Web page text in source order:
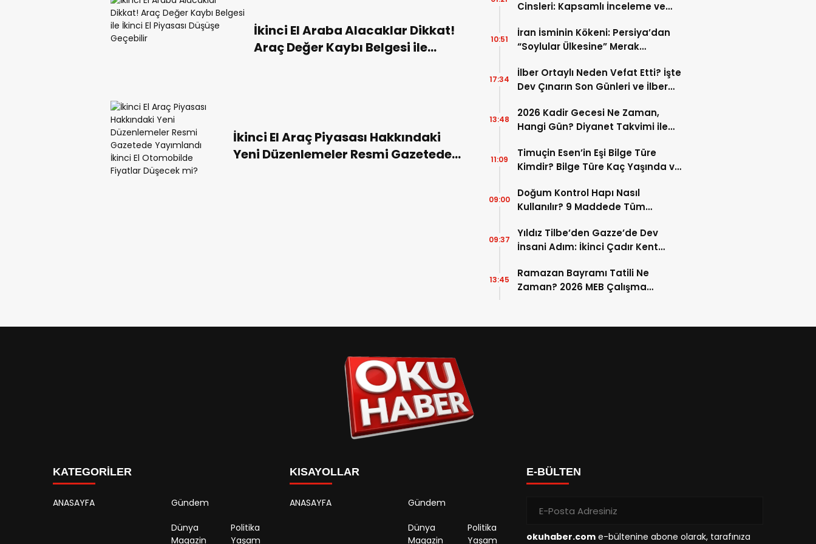
İkinci El Araba Alacaklar Dikkat!
Araç Değer Kaybı Belgesi ile
İkinci El Araç Piyasası Hakkındaki
Yeni Düzenlemeler Resmi Gazetede
Cinsleri: Kapsamlı İnceleme ve
İran İsminin Kökeni: Persiya’dan
“Soylular Ülkesine” Merak
10:51
İlber Ortaylı Neden Vefat Etti? İşte
Dev Çınarın Son Günleri ve İlber
17:34
2026 Kadir Gecesi Ne Zaman,
Hangi Gün? Diyanet Takvimi ile
13:48
Timuçin Esen’in Eşi Bilge Türe
Kimdir? Bilge Türe Kaç Yaşında ve
Fotoğrafları
11:09
Doğum Kontrol Hapı Nasıl
Kullanılır? 9 Maddede Tüm
09:00
Yıldız Tilbe’den Gazze’de Dev
İnsani Adım: İkinci Çadır Kent
09:37
Ramazan Bayramı Tatili Ne
Zaman? 2026 MEB Çalışma
13:45
KATEGORİLER
ANASAYFA Gündem
Dünya
Politika
Magazin
Yaşam
KISAYOLLAR
ANASAYFA Gündem
Dünya
Politika
Magazin
Yaşam
E-BÜLTEN
okuhaber.com e-bültenine abone olarak, tarafınıza